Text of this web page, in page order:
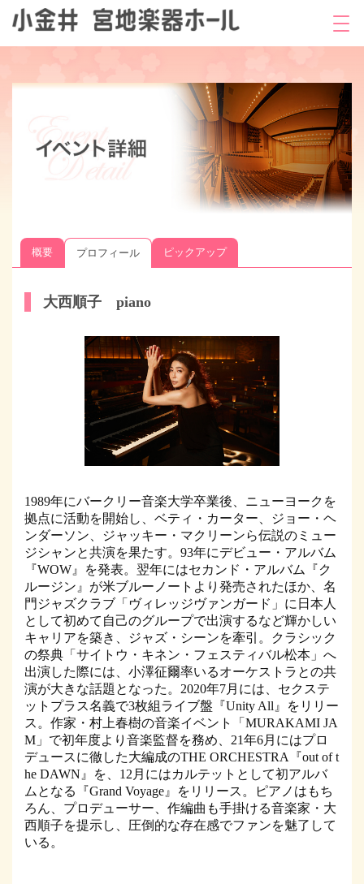
概要 プロフィール ピックアップ
大西順子 piano
1989年にバークリー音楽大学卒業後、ニューヨークを
拠点に活動を開始し、ベティ・カーター、ジョー・ヘ
ンダーソン、ジャッキー・マクリーンら伝説のミュー
ジシャンと共演を果たす。93年にデビュー・アルバム
『WOW』を発表。翌年にはセカンド・アルバム『ク
ルージン』が米ブルーノートより発売されたほか、名
門ジャズクラブ「ヴィレッジヴァンガード」に日本人
として初めて自己のグループで出演するなど輝かしい
キャリアを築き、ジャズ・シーンを牽引。クラシック
の祭典「サイトウ・キネン・フェスティバル松本」へ
出演した際には、小澤征爾率いるオーケストラとの共
演が大きな話題となった。2020年7月には、セクステ
ットプラス名義で3枚組ライブ盤『Unity All』をリリー
ス。作家・村上春樹の音楽イベント「MURAKAMI JA
M」で初年度より音楽監督を務め、21年6月にはプロ
デュースに徹した大編成のTHE ORCHESTRA『out of t
he DAWN』を、12月にはカルテットとして初アルバ
ムとなる『Grand Voyage』をリリース。ピアノはもち
ろん、プロデューサー、作編曲も手掛ける音楽家・大
西順子を提示し、圧倒的な存在感でファンを魅了して
いる。